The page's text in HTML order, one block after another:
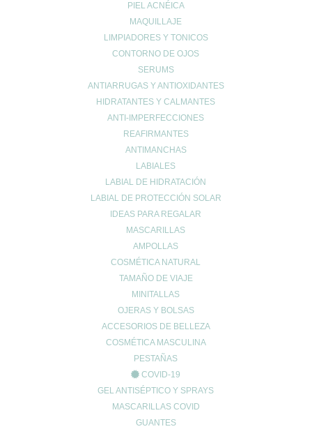
PIEL ACNÉICA
MAQUILLAJE
LIMPIADORES Y TONICOS
CONTORNO DE OJOS
SERUMS
ANTIARRUGAS Y ANTIOXIDANTES
HIDRATANTES Y CALMANTES
ANTI-IMPERFECCIONES
REAFIRMANTES
ANTIMANCHAS
LABIALES
LABIAL DE HIDRATACIÓN
LABIAL DE PROTECCIÓN SOLAR
IDEAS PARA REGALAR
MASCARILLAS
AMPOLLAS
COSMÉTICA NATURAL
TAMAÑO DE VIAJE
MINITALLAS
OJERAS Y BOLSAS
ACCESORIOS DE BELLEZA
COSMÉTICA MASCULINA
PESTAÑAS
COVID-19
GEL ANTISÉPTICO Y SPRAYS
MASCARILLAS COVID
GUANTES
622904490
info@farmaciaromerosagunto.com
HORARIO
de 9:00h a 14:00h
y de 16:30h a 20:30h
MI ESPACIO
Cuenta de usuario
Carrito de compra
INFO LEGAL
Formas de pago